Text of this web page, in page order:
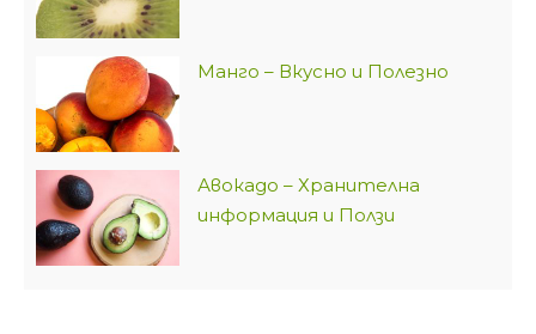
Манго – Вкусно и Полезно
Авокадо – Хранителна
информация и Ползи